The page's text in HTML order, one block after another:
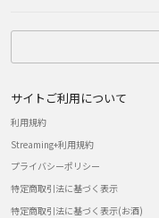
サイトご利用について
利用規約
Streaming+利用規約
プライバシーポリシー
特定商取引法に基づく表示
特定商取引法に基づく表示(お酒)